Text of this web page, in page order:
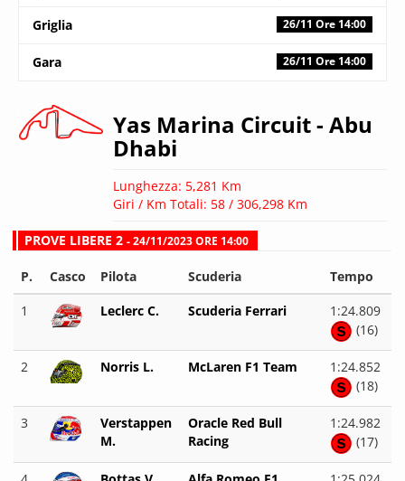
Griglia 26/11 Ore 14:00
Gara 26/11 Ore 14:00
Yas Marina Circuit- Abu
Dhabi
Lunghezza: 5,281 Km
Giri / Km Totali: 58 / 306,298 Km
PROVE LIBERE 2 - 24/11/2023 ORE 14:00
P. Casco Pilota Scuderia
Tempo
1
Leclerc C. Scuderia Ferrari
1:24.809
(16)
2 Norris L. McLaren F1 Team
1:24.852
(18)
3
Verstappen
M.
Oracle Red Bull
Racing
1:24.982
(17)